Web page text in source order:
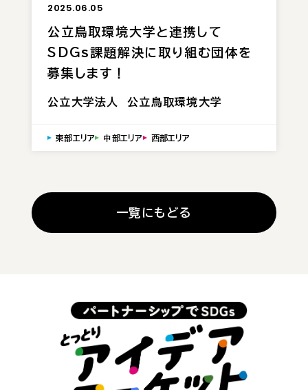
2025.06.05
公立鳥取環境大学と連携して
SDGs課題解決に取り組む団体を
募集します！
公立大学法人 公立鳥取環境大学
東部エリア 中部エリア 西部エリア
一覧にもどる